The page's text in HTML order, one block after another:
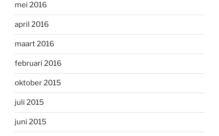
mei 2016
april 2016
maart 2016
februari 2016
oktober 2015
juli 2015
juni 2015